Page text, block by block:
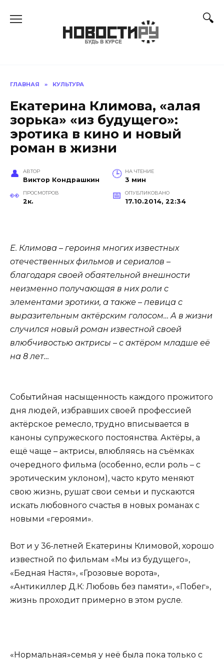
ГЛАВНАЯ » КУЛЬТУРА
Екатерина Климова, «алая
зорька» «из будущего»:
эротика в кино и новый
роман в жизни
АВТОР
Виктор Кондрашкин
НА ЧТЕНИЕ
3 мин
ПРОСМОТРОВ
2к.
ОПУБЛИКОВАНО
17.10.2014, 22:34
Е. Климова – героиня многих известных
отечественных фильмов и сериалов –
благодаря своей обаятельной внешности
неизменно получающая в них роли с
элементами эротики, а также – певица с
выразительным актёрским голосом… А в жизни
случился новый роман известной своей
влюбчивостью актрисы – с актёром младше её
на 8 лет…
Событийная насыщенность каждого прожитого
дня людей, избравших своей профессией
актёрское ремесло, трудно вписывается в
каноны супружеского постоянства. Актёры, а
ещё чаще – актрисы, влюбляясь на съёмках
очередного фильма (особенно, если роль – с
эротическим уклоном), часто круто меняют
свою жизнь, рушат свои семьи и пускаются
искать любовного счастья в новых романах с
новыми «героями».
Вот и у 36-летней Екатерины Климовой, хорошо
известной по фильмам «Мы из будущего»,
«Бедная Настя», «Грозовые ворота»,
«Антикиллер Д.К: Любовь без памяти», «Побег»,
жизнь проходит примерно в этом русле.
«Нормальная»семья у неё была пока только с